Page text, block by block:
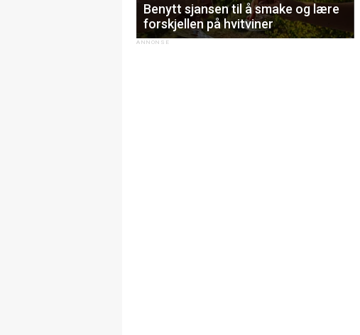
Benytt sjansen til å smake og lære
forskjellen på hvitviner